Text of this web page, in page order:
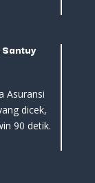
Santuy
Asuransi
dicek,
90 detik.